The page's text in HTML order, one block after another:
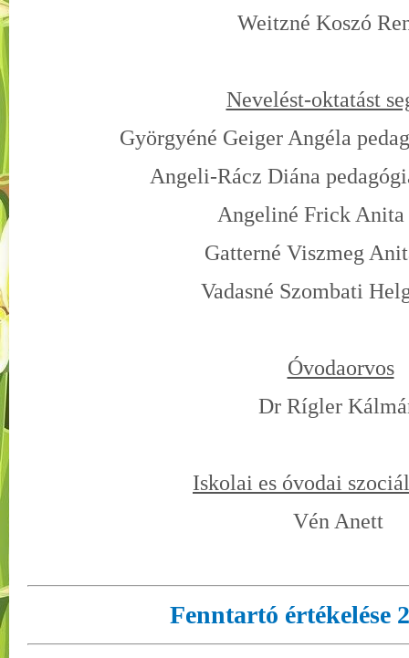
Weitzné Koszó
Nevelést-oktatást
Györgyéné Geiger Angéla
Angeli-Rácz Diána
Angeliné Frick Anita
Gatterné Viszmeg
Vadasné Szombati
Óvodaorvos
Dr Rígler
Iskolai es óvodai
Vén Anett
Fenntartó értékelése